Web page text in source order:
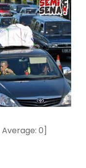
Average: 0]